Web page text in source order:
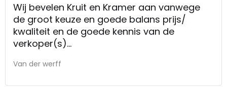
Wij bevelen Kruit en Kramer aan vanwege
de groot keuze en goede balans prijs/
kwaliteit en de goede kennis van de
verkoper(s)
het computer systeem niet werkte
Van der werff